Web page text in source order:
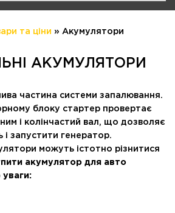
та ціни » Акумулятори
АКУМУЛЯТОРИ
частина системи запалювання.
блоку стартер провертає
і колінчастий вал, що дозволяє
і запустити генератор.
можуть істотно різнитися
акумулятор для авто
уваги: